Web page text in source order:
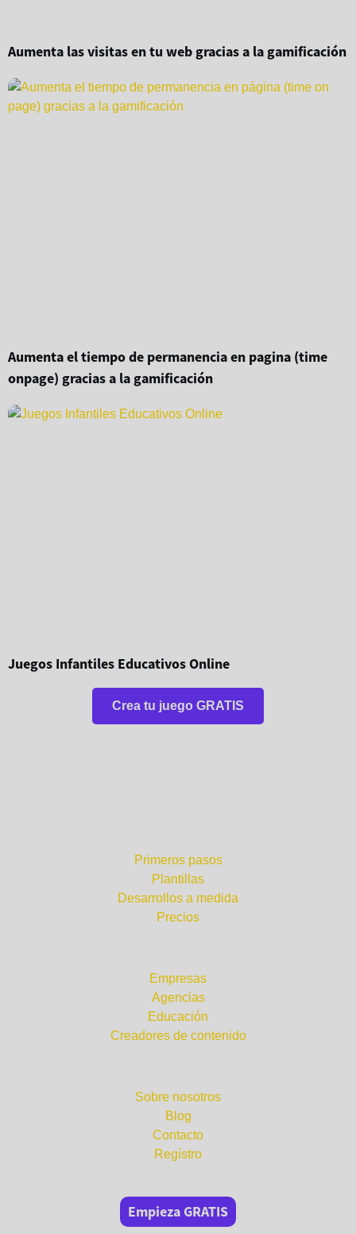
Aumenta las visitas en tu web gracias a la gamificación
Aumenta el tiempo de permanencia en pagina (time
onpage) gracias a la gamificación
Juegos Infantiles Educativos Online
Crea tu juego GRATIS
Primeros pasos
Plantillas
Desarrollos a medida
Precios
Empresas
Agencias
Educación
Creadores de contenido
Sobre nosotros
Blog
Contacto
Regístro
Empieza GRATIS